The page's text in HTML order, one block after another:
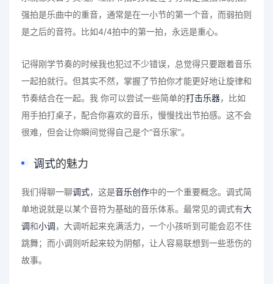
强拍是乐曲中的重音，通常是在一小节的第一个音，而弱拍则
是之后的音符。比如4/4拍中的第一拍，永远是重心。
记得刚学节奏的时候我也犯过不少错误，总觉得只要跟着音乐
一起拍就行。但其实不然，掌握了节拍你才能更好地让旋律和
节奏结合在一起。我 你可以尝试一些简单的打击乐器，比如
用手拍打桌子，配合你喜欢的音乐，慢慢找出节拍感。这不会
很难，但会让你瞬间觉得自己是个“音乐家”。
调式的魅力
我们得聊一聊调式，这是音乐创作中的一个重要概念。调式简
单地说就是以某个音符为基础的音乐体系。最常见的调式有大
调和小调，大调听起来充满活力，一个小孩听到可能会忍不住
跳舞；而小调则听起来较为阴郁，让人容易联想到一些悲伤的
故事。